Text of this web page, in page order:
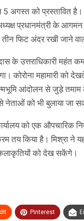
5 अगस्त को प्रस्तावित
प्रधानमंत्री के
फिट अंदर रखी जाने
दास के उत्तराधिकारी
कोरोना महामारी
आंदोलन से जुड़े तमाम
को भी बुलाया जा
को एक औपचारिक
तय किया है। मिश्रा ने
कलाकृतियों को देख सकेंगे।
Pinterest